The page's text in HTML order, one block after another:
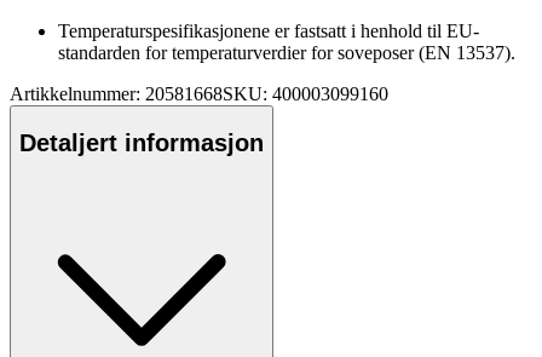
Temperaturspesifikasjonene er fastsatt i henhold til EU-
standarden for temperaturverdier for soveposer (EN 13537).
Artikkelnummer: 20581668SKU: 400003099160
Detaljert informasjon